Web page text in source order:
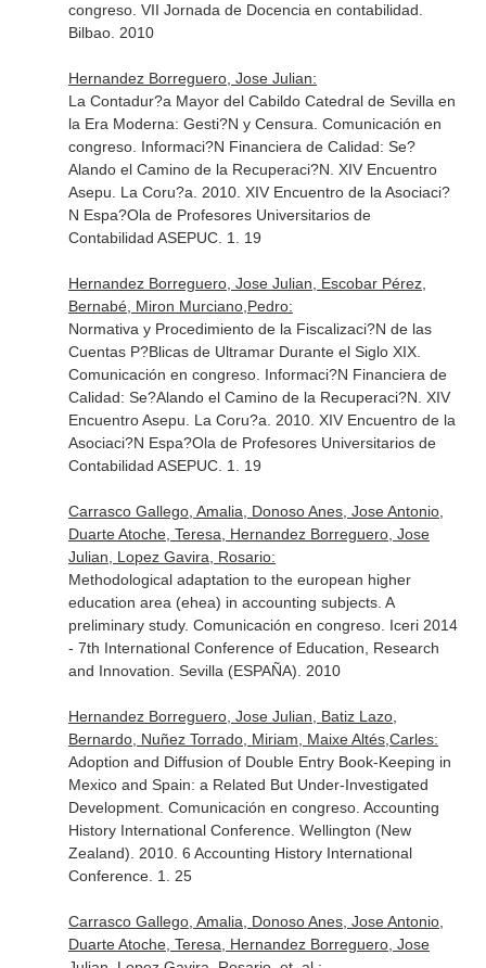
congreso. VII Jornada de Docencia en contabilidad.
Bilbao. 2010
Hernandez Borreguero, Jose Julian:
La Contadur?a Mayor del Cabildo Catedral de Sevilla en
la Era Moderna: Gesti?N y Censura. Comunicación en
congreso. Informaci?N Financiera de Calidad: Se?
Alando el Camino de la Recuperaci?N. XIV Encuentro
Asepu. La Coru?a. 2010. XIV Encuentro de la Asociaci?
N Espa?Ola de Profesores Universitarios de
Contabilidad ASEPUC. 1. 19
Hernandez Borreguero, Jose Julian, Escobar Pérez,
Bernabé, Miron Murciano,Pedro:
Normativa y Procedimiento de la Fiscalizaci?N de las
Cuentas P?Blicas de Ultramar Durante el Siglo XIX.
Comunicación en congreso. Informaci?N Financiera de
Calidad: Se?Alando el Camino de la Recuperaci?N. XIV
Encuentro Asepu. La Coru?a. 2010. XIV Encuentro de la
Asociaci?N Espa?Ola de Profesores Universitarios de
Contabilidad ASEPUC. 1. 19
Carrasco Gallego, Amalia, Donoso Anes, Jose Antonio,
Duarte Atoche, Teresa, Hernandez Borreguero, Jose
Julian, Lopez Gavira, Rosario:
Methodological adaptation to the european higher
education area (ehea) in accounting subjects. A
preliminary study. Comunicación en congreso. Iceri 2014
- 7th International Conference of Education, Research
and Innovation. Sevilla (ESPAÑA). 2010
Hernandez Borreguero, Jose Julian, Batiz Lazo,
Bernardo, Nuñez Torrado, Miriam, Maixe Altés,Carles:
Adoption and Diffusion of Double Entry Book-Keeping in
Mexico and Spain: a Related But Under-Investigated
Development. Comunicación en congreso. Accounting
History International Conference. Wellington (New
Zealand). 2010. 6 Accounting History International
Conference. 1. 25
Carrasco Gallego, Amalia, Donoso Anes, Jose Antonio,
Duarte Atoche, Teresa, Hernandez Borreguero, Jose